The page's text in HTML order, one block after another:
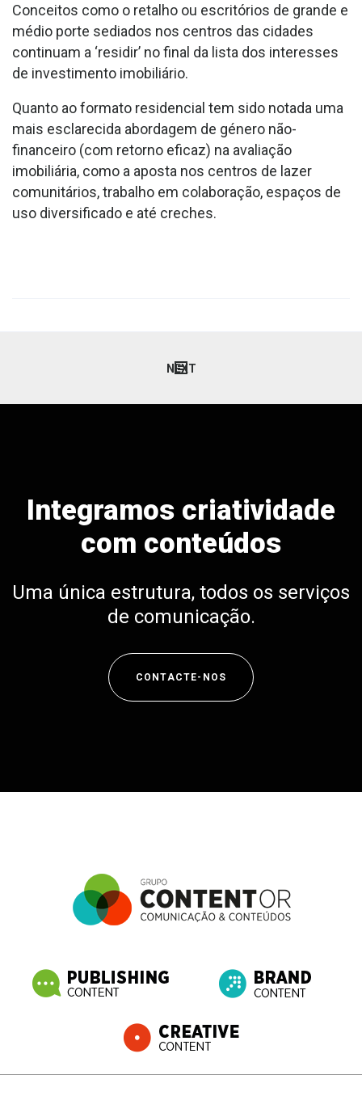
Conceitos como o retalho ou escritórios de grande e
médio porte sediados nos centros das cidades
continuam a ‘residir’ no final da lista dos interesses
de investimento imobiliário.
Quanto ao formato residencial tem sido notada uma
mais esclarecida abordagem de género não-
financeiro (com retorno eficaz) na avaliação
imobiliária, como a aposta nos centros de lazer
comunitários, trabalho em colaboração, espaços de
uso diversificado e até creches.
de
NEXT
Integramos criatividade
com conteúdos
Uma única estrutura, todos os serviços
de comunicação.
CONTACTE-NOS